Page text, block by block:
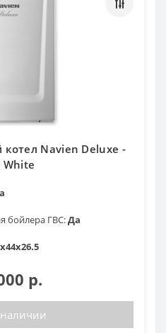
Navien Deluxe -
White
бойлера ГВС:Да
р.